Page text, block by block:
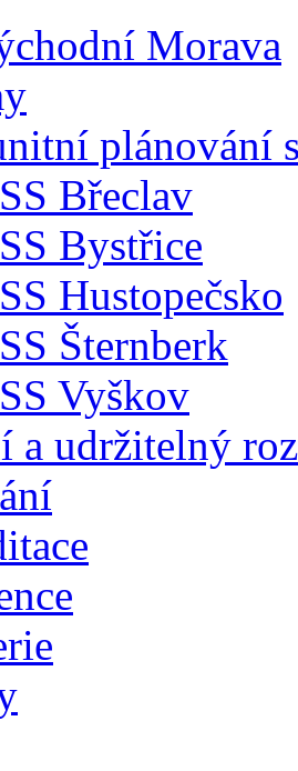
Morava
plánování
Břeclav
Bystřice
Hustopečsko
Šternberk
Vyškov
a udržitelný